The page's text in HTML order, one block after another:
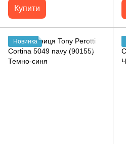
Купити
Новинка